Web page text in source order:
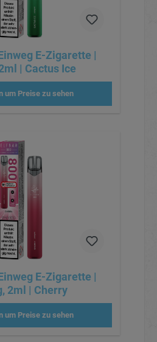
E-Zigarette |
| Cactus Ice
um Preise zu sehen
E-Zigarette |
2ml | Cherry
um Preise zu sehen